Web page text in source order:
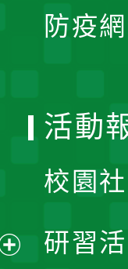
防疫
活動
校園
研習